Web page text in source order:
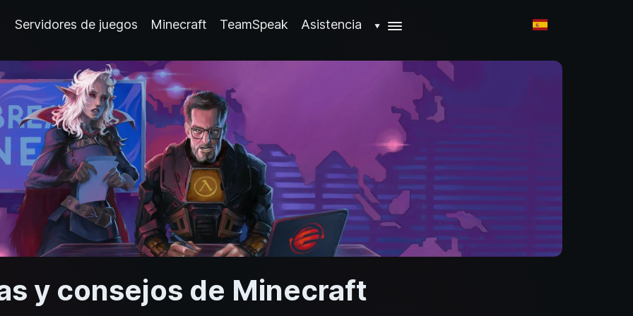
Servidores de juegos Minecraft TeamSpeak Asistencia ▼
y consejos de Minecraft